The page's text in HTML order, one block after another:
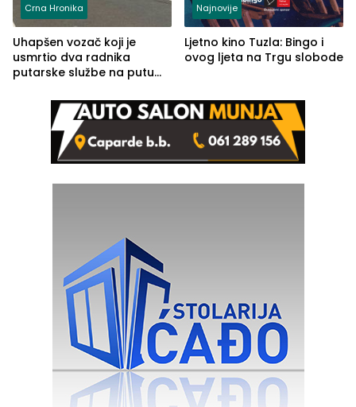
Crna Hronika
Uhapšen vozač koji je
usmrtio dva radnika
putarske službe na putu
(FOTO)
Najnovije
Ljetno kino Tuzla: Bingo i
ovog ljeta na Trgu slobode